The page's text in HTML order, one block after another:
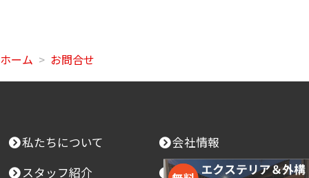
ルやカタログ等の送付を行うため
2．サービスご提供前のお問い合わせや、ご購入後
４．第三者への提供・開示の禁止
当社は、お客様から同意いただいている場合や法
ホーム お問合せ
私たちについて
会社情報
スタッフ紹介
求人情報